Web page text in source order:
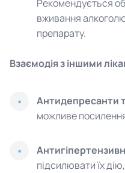
Рекомендується
вживання
препарату.
Взаємодія з іншими
Антидепресанти
можливе
підсилювати їх